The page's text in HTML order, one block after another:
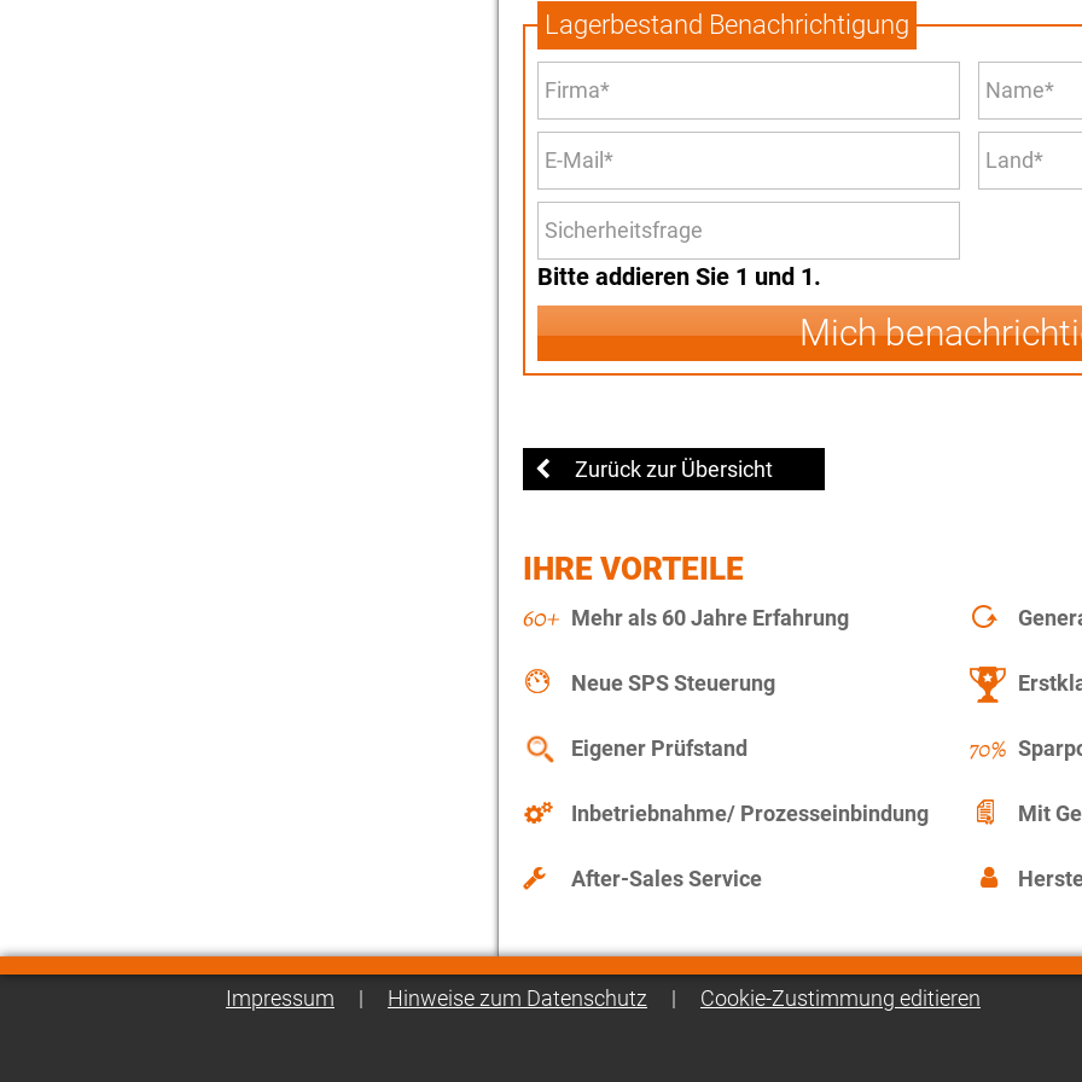
Lagerbestand Benachrichtigung
Bitte addieren Sie 1 und 1.
Mich
Zurück zur Übersicht
IHRE VORTEILE
Mehr als 60 Jahre Erfahrung
Neue SPS Steuerung
Eigener Prüfstand
Inbetriebnahme/ Prozesseinbindung Mit
After-Sales Service
Impressum | Hinweise zum Datenschutz | Cookie-Zustimmung editieren